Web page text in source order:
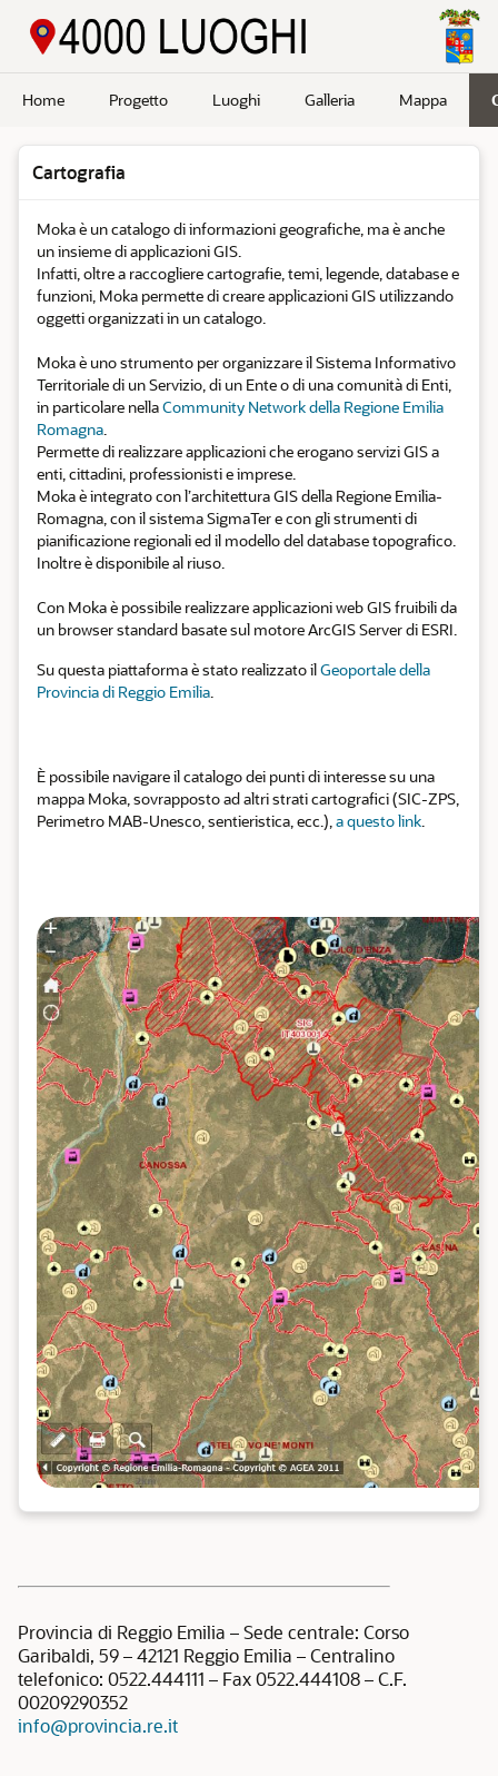
Home Progetto Luoghi Galleria Mappa
Cartografia
Moka è un catalogo di informazioni geografiche, ma è anche
un insieme di applicazioni GIS.
Infatti, oltre a raccogliere cartografie, temi, legende, database e
funzioni, Moka permette di creare applicazioni GIS utilizzando
oggetti organizzati in un catalogo.
Moka è uno strumento per organizzare il Sistema Informativo
Territoriale di un Servizio, di un Ente o di una comunità di Enti,
in particolare nellaCommunity Network della Regione Emilia
Romagna.
Permette di realizzare applicazioni che erogano servizi GIS a
enti, cittadini, professionisti e imprese.
Moka è integrato con l’architettura GIS della Regione Emilia-
Romagna, con il sistema SigmaTer e con gli strumenti di
pianificazione regionali ed il modello del database topografico.
Inoltre è disponibile al riuso.
Con Moka è possibile realizzare applicazioni web GIS fruibili da
un browser standard basate sul motore ArcGIS Server di ESRI.
Su questa piattaforma è stato realizzato ilGeoportale della
Provincia di Reggio Emilia.
È possibile navigare il catalogo dei punti di interesse su una
mappa Moka, sovrapposto ad altri strati cartografici (SIC-ZPS,
Perimetro MAB-Unesco, sentieristica, ecc.),a questo link.
Provincia di Reggio Emilia – Sede centrale: Corso
Garibaldi, 59 – 42121 Reggio Emilia – Centralino
telefonico: 0522.444111 – Fax 0522.444108 – C.F.
00209290352
info@provincia.re.it